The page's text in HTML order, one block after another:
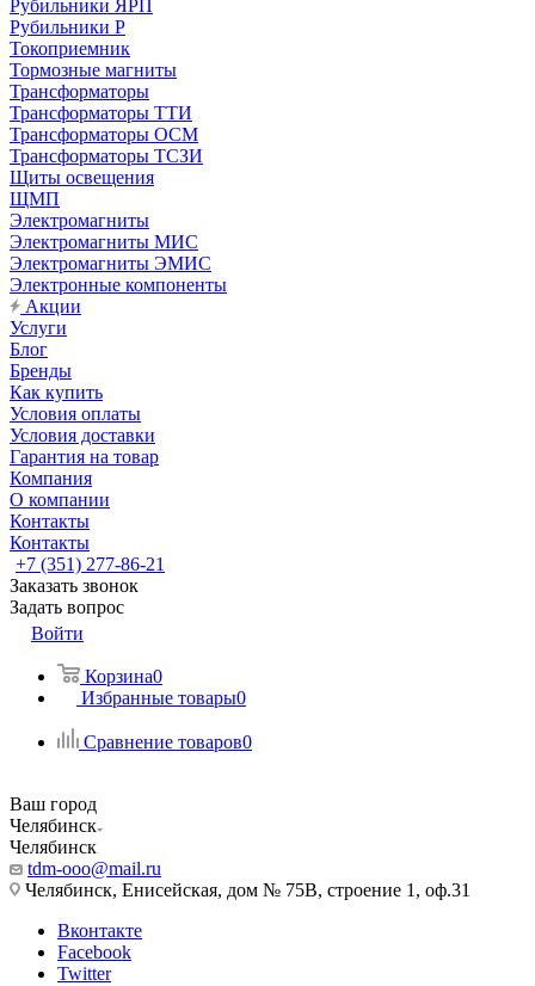
Рубильники ЯРП
Рубильники Р
Токоприемник
Тормозные магниты
Трансформаторы
Трансформаторы ТТИ
Трансформаторы ОСМ
Трансформаторы ТСЗИ
Щиты освещения
ЩМП
Электромагниты
Электромагниты МИС
Электромагниты ЭМИС
Электронные компоненты
Акции
Услуги
Блог
Бренды
Как купить
Условия оплаты
Условия доставки
Гарантия на товар
Компания
О компании
Контакты
Контакты
+7 (351) 277-86-21
Заказать звонок
Задать вопрос
Войти
Корзина0
Избранные товары0
Сравнение товаров0
Ваш город
Челябинск
Челябинск
tdm-ooo@mail.ru
Челябинск, Енисейская, дом № 75В, строение 1, оф.31
Вконтакте
Facebook
Twitter